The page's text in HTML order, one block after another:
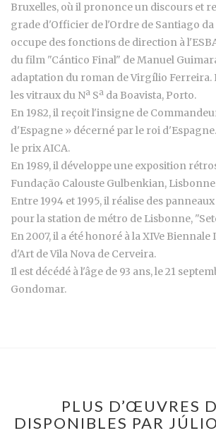
Bruxelles, où il prononce un discours et
grade d'Officier de l'Ordre de Santiago da
occupe des fonctions de direction à
du film "Cántico Final" de Manuel
adaptation du roman de Virgílio Ferreira.
les vitraux du Nª Sª da Boavista, Porto.
En 1982, il reçoit l'insigne de
d'Espagne » décerné par le roi
le prix AICA.
En 1989, il développe une exposition
Fundação Calouste Gulbenkian,
Entre 1994 et 1995, il réalise des
pour la station de métro de Lisbonne,
En 2007, il a été honoré à la XIVe
d'Art de Vila Nova de Cerveira.
Il est décédé à l'âge de 93 ans, le 21
Gondomar.
PLUS D’ŒUVRES
DISPONIBLES PAR